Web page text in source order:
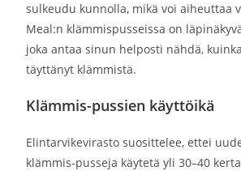
sulkeudu kunnolla, mikä voi aiheuttaa
Meal:n klämmispusseissa on
joka antaa sinun helposti nähdä,
täyttänyt klämmistä.
Klämmis-pussien käyttöikä
Elintarvikevirasto suosittelee, ettei
klämmis-pusseja käytetä yli 30–40